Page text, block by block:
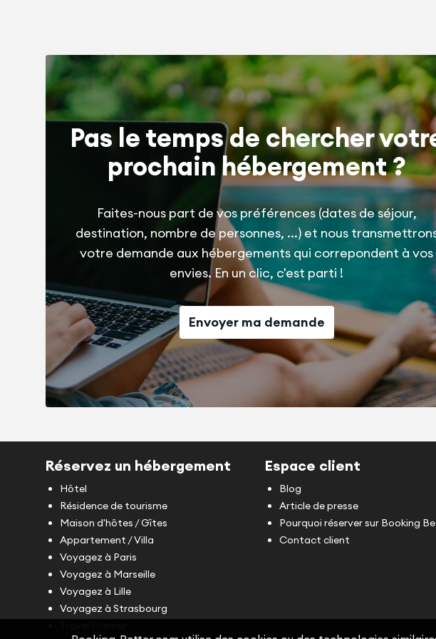
Pas le temps de chercher
prochain hébergement ?
Faites-nous part de vos préférences (dates de séjour,
destination, nombre de personnes, ...) et nous
votre demande aux hébergements qui correpondent à vos
envies. En un clic, c'est parti !
Envoyer ma demande
Réservez un hébergement
Hôtel
Résidence de tourisme
Maison d'hôtes / Gîtes
Appartement / Villa
Voyagez à Paris
Voyagez à Marseille
Voyagez à Lille
Voyagez à Strasbourg
Espace client
Blog
Article de presse
Pourquoi réserver sur Booking
Contact client